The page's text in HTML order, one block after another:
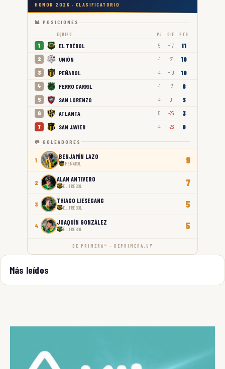
HONOR 2026 · CLASIFICATORIO
📊 POSICIONES
EQUIPO PJ DIF PTS
1 EL TRÉBOL 5 +17 11
2 UNIÓN 4 +21 10
3 PEÑAROL 4 +10 10
4 FERRO CARRIL 4 +3 6
5 SAN LORENZO 4 0 3
6 ATLANTA 5 -25 3
7 SAN JAVIER 4 -26 0
🥅 GOLEADORES
1 BENJAMÍN LAZO
PEÑAROL 9
2 ALAN ANTIVERO
EL TRÉBOL 7
3 THIAGO LIESEGANG
EL TRÉBOL 5
4 JOAQUÍN GONZÁLEZ
EL TRÉBOL 5
DE PRIMERA™ · DEPRIMERA.UY
Más leídos